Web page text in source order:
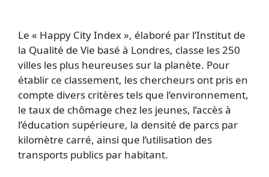
Le « Happy City Index », élaboré par l’Institut de
la Qualité de Vie basé à Londres, classe les 250
villes les plus heureuses sur la planète. Pour
établir ce classement, les chercheurs ont pris en
compte divers critères tels que l’environnement,
le taux de chômage chez les jeunes, l’accès à
l’éducation supérieure, la densité de parcs par
kilomètre carré, ainsi que l’utilisation des
transports publics par habitant.